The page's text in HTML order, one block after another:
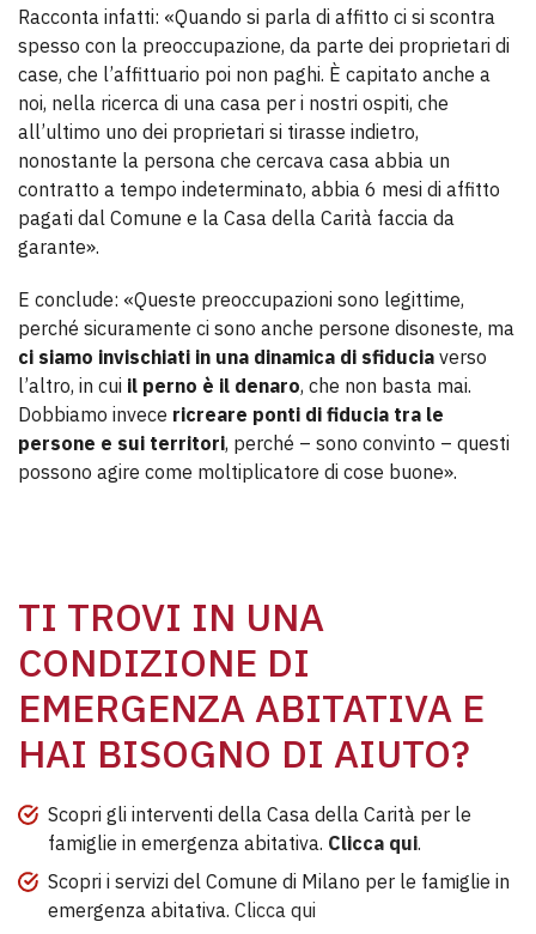
Racconta infatti: «Quando si parla di affitto ci si scontra
spesso con la preoccupazione, da parte dei proprietari di
case, che l’affittuario poi non paghi. È capitato anche a
noi, nella ricerca di una casa per i nostri ospiti, che
all’ultimo uno dei proprietari si tirasse indietro,
nonostante la persona che cercava casa abbia un
contratto a tempo indeterminato, abbia 6 mesi di affitto
pagati dal Comune e la Casa della Carità faccia da
garante».
E conclude: «Queste preoccupazioni sono legittime,
perché sicuramente ci sono anche persone disoneste, ma
ci siamo invischiati in una dinamica di sfiducia verso
l’altro, in cui il perno è il denaro, che non basta mai.
Dobbiamo invece ricreare ponti di fiducia tra le
persone e sui territori, perché – sono convinto – questi
possono agire come moltiplicatore di cose buone».
TI TROVI IN UNA
CONDIZIONE DI
EMERGENZA ABITATIVA E
HAI BISOGNO DI AIUTO?
Scopri gli interventi della Casa della Carità per le
famiglie in emergenza abitativa. Clicca qui.
Scopri i servizi del Comune di Milano per le famiglie in
emergenza abitativa. Clicca qui